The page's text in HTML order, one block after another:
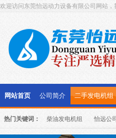
欢迎访问东莞怡远动力设备有限公司网站
网站首页 公司简介 二手发电机组
热门关键词： 柴油发电机组 怡远公司